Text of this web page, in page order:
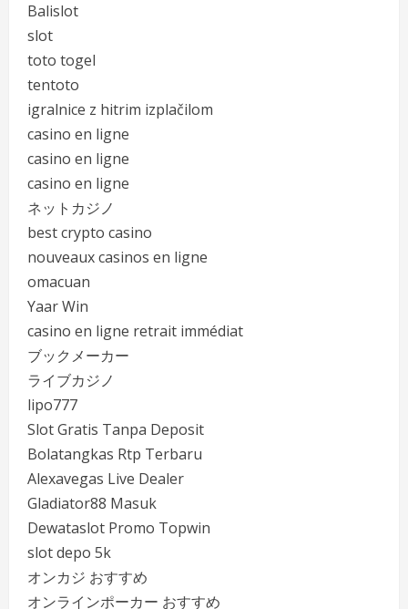
Balislot
slot
toto togel
tentoto
igralnice z hitrim izplačilom
casino en ligne
casino en ligne
casino en ligne
ネットカジノ
best crypto casino
nouveaux casinos en ligne
omacuan
Yaar Win
casino en ligne retrait immédiat
ブックメーカー
ライブカジノ
lipo777
Slot Gratis Tanpa Deposit
Bolatangkas Rtp Terbaru
Alexavegas Live Dealer
Gladiator88 Masuk
Dewataslot Promo Topwin
slot depo 5k
オンカジ おすすめ
オンラインポーカー おすすめ